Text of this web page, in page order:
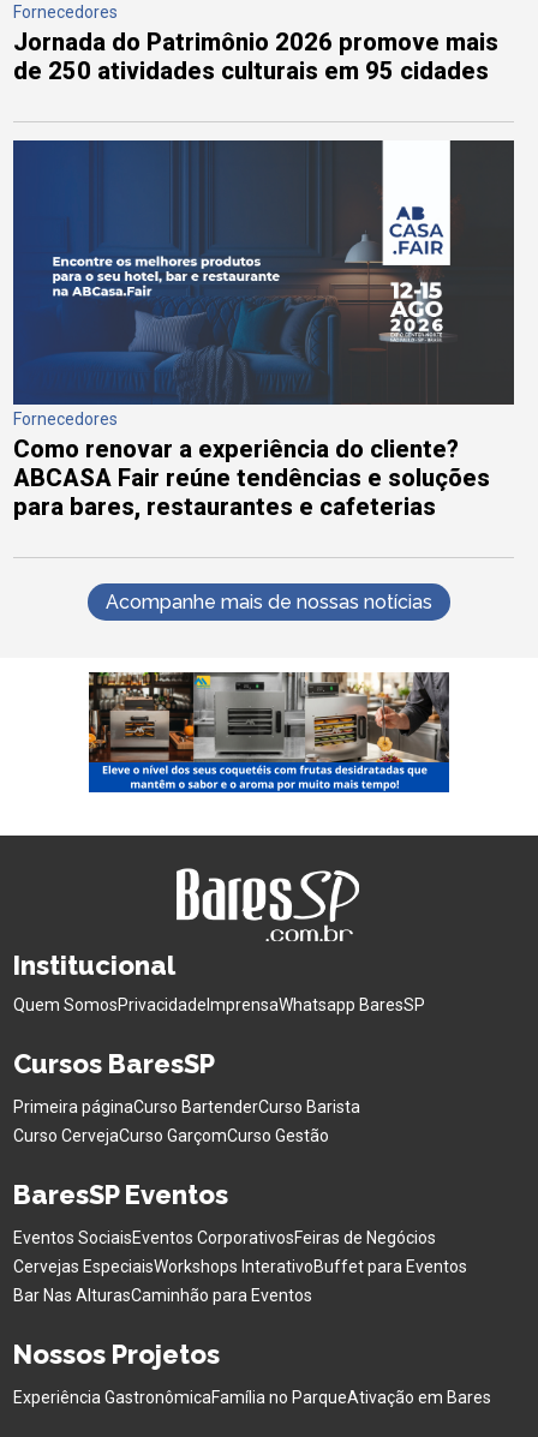
Fornecedores
Jornada do Patrimônio 2026 promove mais
de 250 atividades culturais em 95 cidades
Fornecedores
Como renovar a experiência do cliente?
ABCASA Fair reúne tendências e soluções
para bares, restaurantes e cafeterias
Acompanhe mais de nossas notícias
Institucional
Quem SomosPrivacidade ImprensaWhatsapp BaresSP
Cursos BaresSP
Primeira páginaCurso BartenderCurso Barista
Curso CervejaCurso GarçomCurso Gestão
BaresSP Eventos
Eventos SociaisEventos CorporativosFeiras de Negócios
Cervejas EspeciaisWorkshops InterativoBuffet para Eventos
Bar Nas AlturasCaminhão para Eventos
Nossos Projetos
Experiência GastronômicaFamília no ParqueAtivação em Bares